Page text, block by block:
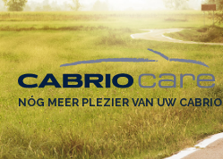
NÓG MEER PLEZIER VAN UW CABRIO